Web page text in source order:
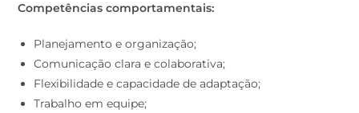
Competências comportamentais:
Planejamento e organização;
Comunicação clara e colaborativa;
Flexibilidade e capacidade de adaptação;
Trabalho em equipe;